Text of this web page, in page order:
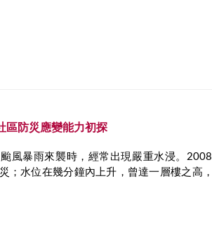
區防災應變能力初探
風暴雨來襲時，經常出現嚴重水浸。
；水位在幾分鐘內上升，曾達一層樓之高